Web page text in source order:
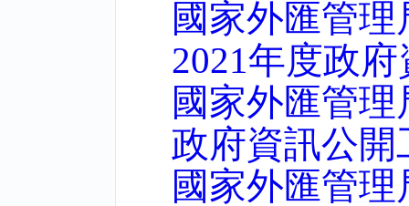
國家外匯管
2021年度政
國家外匯管
政府資訊公開
國家外匯管